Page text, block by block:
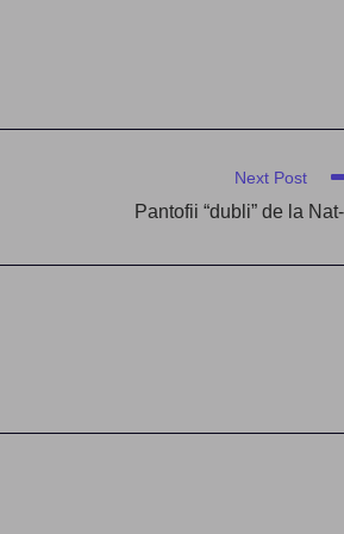
Next Post
Pantofii “dubli” de la